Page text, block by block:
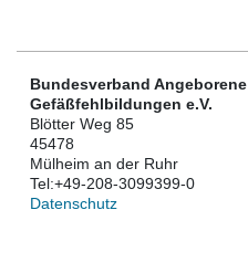
Bundesverband Angeborene
Gefäßfehlbildungen e.V.
Blötter Weg 85
45478
Mülheim an der Ruhr
Tel:+49-208-3099399-0
Datenschutz